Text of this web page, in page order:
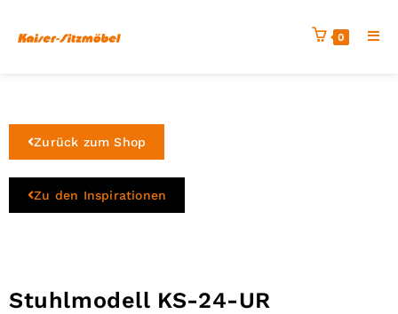
0
Zurück zum Shop
Zu den Inspirationen
Stuhlmodell KS-24-UR